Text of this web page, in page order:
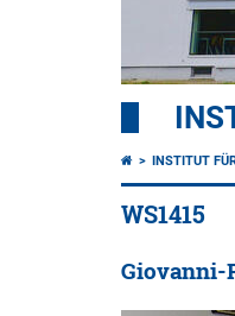
INSTITUT
WS1415
Giovanni-